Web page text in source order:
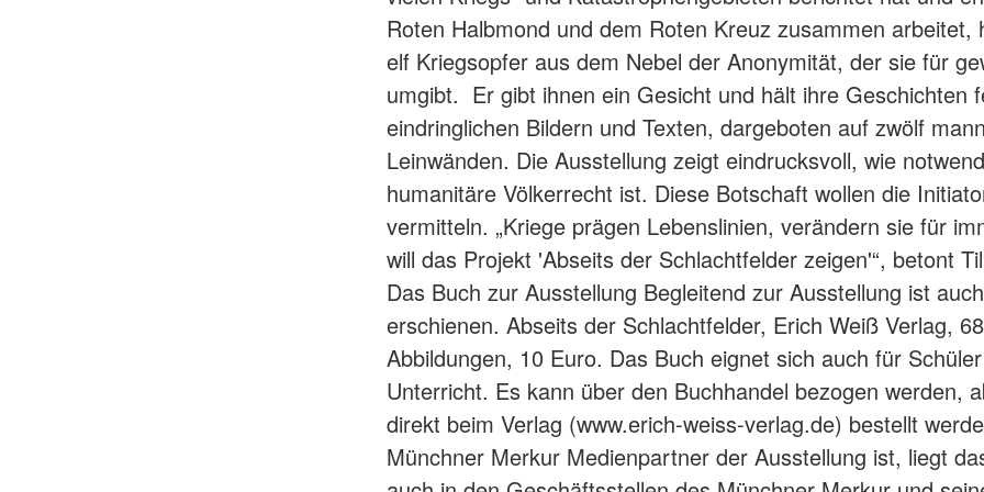
Roten Halbmond und dem Roten Kreuz zusammen arbeitet,
elf Kriegsopfer aus dem Nebel der Anonymität, der sie für
umgibt. Er gibt ihnen ein Gesicht und hält ihre Geschichten
eindringlichen Bildern und Texten, dargeboten auf zwölf
Leinwänden. Die Ausstellung zeigt eindrucksvoll, wie
humanitäre Völkerrecht ist. Diese Botschaft wollen die
vermitteln. „Kriege prägen Lebenslinien, verändern sie für
will das Projekt 'Abseits der Schlachtfelder zeigen'“, betont
Das Buch zur Ausstellung Begleitend zur Ausstellung ist
erschienen. Abseits der Schlachtfelder, Erich Weiß Verlag,
Abbildungen, 10 Euro. Das Buch eignet sich auch für
Unterricht. Es kann über den Buchhandel bezogen werden,
direkt beim Verlag (www.erich-weiss-verlag.de) bestellt
Münchner Merkur Medienpartner der Ausstellung ist, liegt